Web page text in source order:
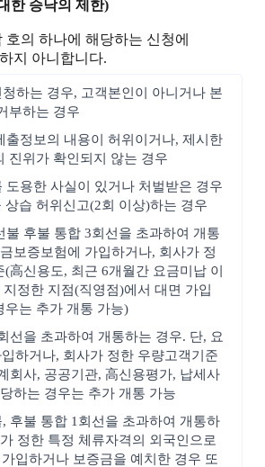
한 승낙의 제한)
의 하나에 해당하는 신청에
지 아니합니다.
하는 경우, 고객본인이 아니거나 본
부하는 경우
출정보의 내용이 허위이거나, 제시한
진위가 확인되지 않는 경우
도용한 사실이 있거나 처벌받은 경우
상습 허위신고(2회 이상)하는 경우
불 후불 통합 3회선을 초과하여 개통
보증보험에 가입하거나, 회사가 정
高신용도, 최근 6개월간 요금미납 이
정한 지점(직영점)에서 대면 가입
우는 추가 개통 가능)
선을 초과하여 개통하는 경우. 단, 요
하거나, 회사가 정한 우량고객기준
회사, 공공기관, 高신용평가, 납세사
하는 경우는 추가 개통 가능
후불 통합 1회선을 초과하여 개통하
정한 특정 체류자격의 외국인으로
입하거나 보증금을 예치한 경우 또